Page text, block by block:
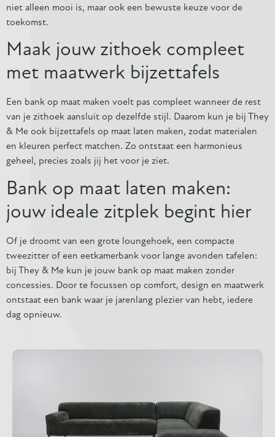
niet alleen mooi is, maar ook een bewuste keuze voor de
toekomst.
Maak jouw zithoek compleet
met maatwerk bijzettafels
Een bank op maat maken voelt pas compleet wanneer de rest
van je zithoek aansluit op dezelfde stijl. Daarom kun je bij They
& Me ook bijzettafels op maat laten maken, zodat materialen
en kleuren perfect matchen. Zo ontstaat een harmonieus
geheel, precies zoals jij het voor je ziet.
Bank op maat laten maken:
jouw ideale zitplek begint hier
Of je droomt van een grote loungehoek, een compacte
tweezitter of een eetkamerbank voor lange avonden tafelen:
bij They & Me kun je jouw bank op maat maken zonder
concessies. Door te focussen op comfort, design en maatwerk
ontstaat een bank waar je jarenlang plezier van hebt, iedere
dag opnieuw.